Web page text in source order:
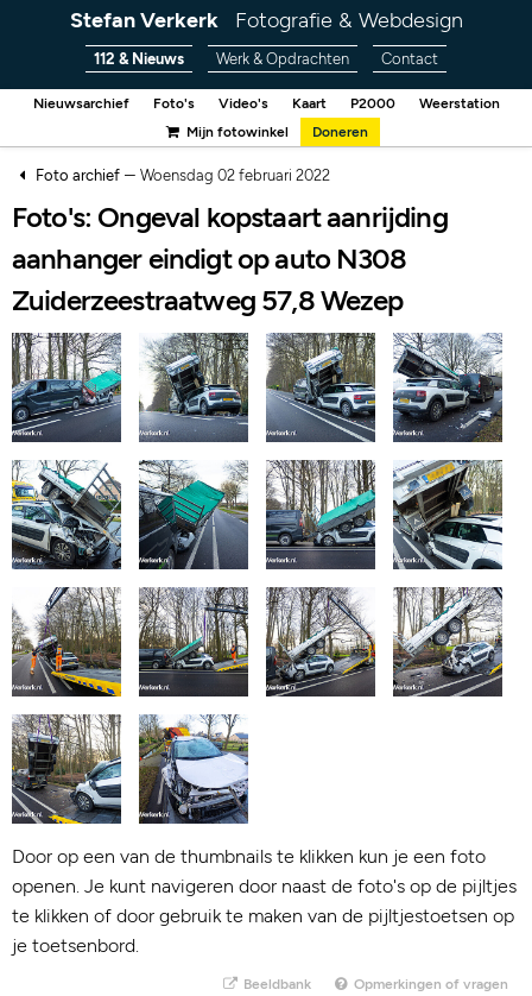
Stefan Verkerk Fotografie & Webdesign
112 & Nieuws Werk & Opdrachten Contact
Nieuwsarchief Foto's Video's Kaart P2000
Weerstation
Mijn fotowinkel
Doneren
Foto archief– Woensdag 02 februari 2022
Foto's: Ongeval kopstaart aanrijding
aanhanger eindigt op auto N308
Zuiderzeestraatweg 57,8 Wezep
Door op een van de thumbnails te klikken kun je een foto
openen. Je kunt navigeren door naast de foto's op de pijltjes
te klikken of door gebruik te maken van de pijltjestoetsen op
je toetsenbord.
Beeldbank Opmerkingen of vragen